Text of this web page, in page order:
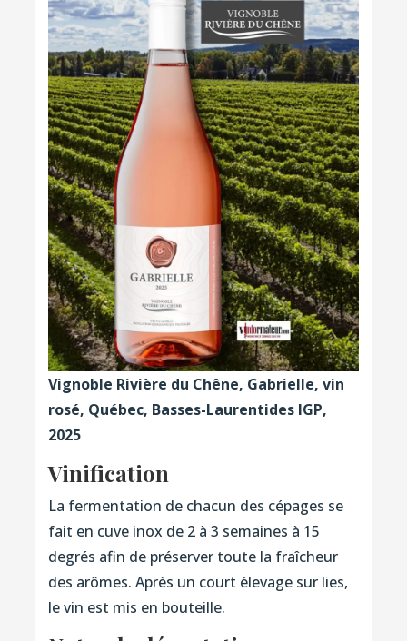
Vignoble Rivière du Chêne, Gabrielle, vin
rosé, Québec, Basses-Laurentides IGP,
2025
Vinification
La fermentation de chacun des cépages se
fait en cuve inox de 2 à 3 semaines à 15
degrés afin de préserver toute la fraîcheur
des arômes. Après un court élevage sur lies,
le vin est mis en bouteille.